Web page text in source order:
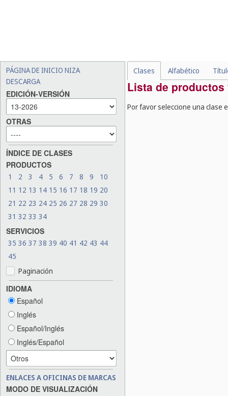
PÁGINA DE INICIO NIZA
DESCARGA
EDICIÓN-VERSIÓN
OTRAS
ÍNDICE DE CLASES
PRODUCTOS
1 2 3 4 5 6 7 8 9
10
11 12 13 14 15 16 17 18 19 20
21 22 23 24 25 26 27 28 29 30
31 32 33 34
SERVICIOS
35 36 37 38 39 40 41 42 43 44
45
Paginación
IDIOMA
Español
Inglés
Español/Inglés
Inglés/Español
ENLACES A OFICINAS DE MARCAS
MODO DE VISUALIZACIÓN
Clases Alfabético
Lista de
Por favor seleccione una clase